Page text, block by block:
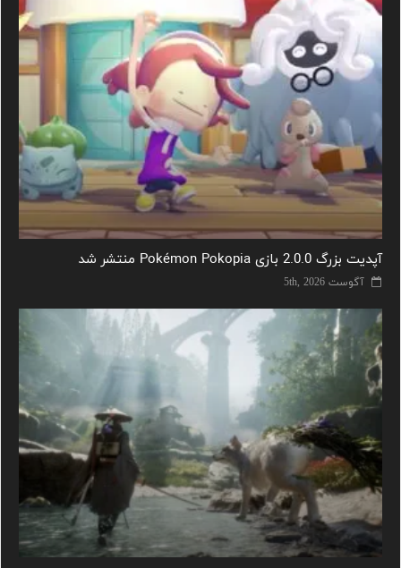
آپدیت بزرگ 2.0.0 بازی Pokémon Pokopia منتشر شد
آگوست 5th, 2026